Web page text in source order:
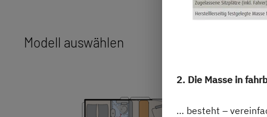
Modell auswählen
2. Die Masse in
… besteht –